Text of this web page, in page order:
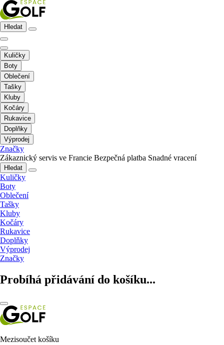
Hledat
Kuličky
Boty
Oblečení
Tašky
Kluby
Kočáry
Rukavice
Doplňky
Výprodej
Značky
Zákaznický servis ve Francie Bezpečná platba Snadné vracení
Hledat
Kuličky
Boty
Oblečení
Tašky
Kluby
Kočáry
Rukavice
Doplňky
Výprodej
Značky
Probíhá přidávání do košíku...
Mezisoučet košíku